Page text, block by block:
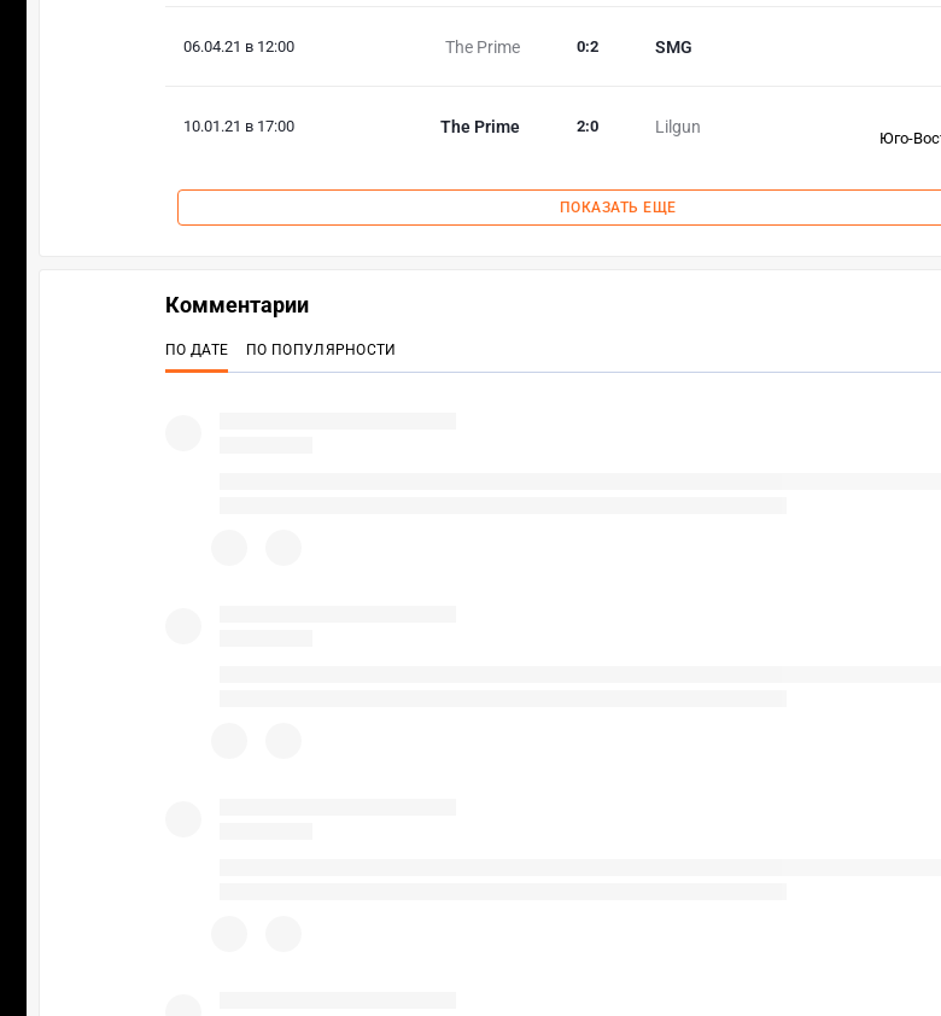
06.04.21 в 12:00 The Prime SMG
0:2
10.01.21 в 17:00 The Prime Lilgun
2:0
Юго-
ПОКАЗАТЬ ЕЩЕ
Комментарии
ПО ДАТЕ ПО ПОПУЛЯРНОСТИ